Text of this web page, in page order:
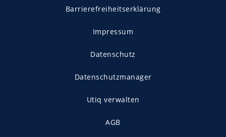
Barrierefreiheitserklärung
Impressum
Datenschutz
Datenschutzmanager
Utiq verwalten
AGB